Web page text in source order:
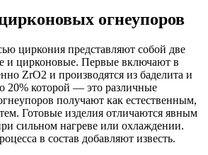
огнеупоров
циркония представляют собой две
и цирконовые. Первые включают в
ZrO2 и производятся из баделита и
20% которой — это различные
получают как естественным,
Готовые изделия отличаются явным
сильном нагреве или охлаждении.
в состав добавляют известь.